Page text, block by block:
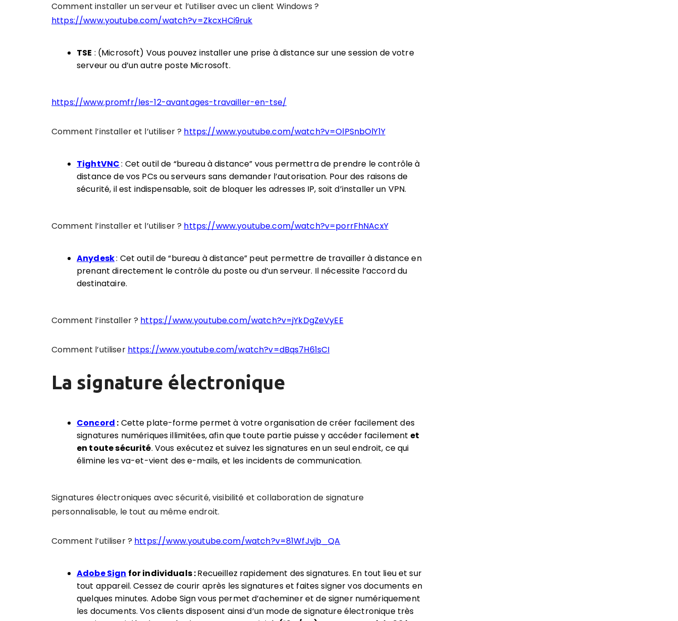
Comment installer un serveur et l’utiliser avec un client Windows ?
https://www.youtube.com/watch?v=ZkcxHCi9ruk
TSE : (Microsoft) Vous pouvez installer une prise à distance sur une session de votre
serveur ou d’un autre poste Microsoft.
https://www.promfr/les-12-avantages-travailler-en-tse/
Comment l’installer et l’utiliser ? https://www.youtube.com/watch?v=OlPSnbOlY1Y
TightVNC: Cet outil de “bureau à distance” vous permettra de prendre le contrôle à
distance de vos PCs ou serveurs sans demander l’autorisation. Pour des raisons de
sécurité, il est indispensable, soit de bloquer les adresses IP, soit d’installer un VPN.
Comment l’installer et l’utiliser ? https://www.youtube.com/watch?v=porrFhNAcxY
Anydesk: Cet outil de “bureau à distance” peut permettre de travailler à distance en
prenant directement le contrôle du poste ou d’un serveur. Il nécessite l’accord du
destinataire.
Comment l’installer ? https://www.youtube.com/watch?v=jYkDgZeVyEE
Comment l’utiliser https://www.youtube.com/watch?v=dBqs7H61sCI
La signature électronique
Concord : Cette plate-forme permet à votre organisation de créer facilement des
signatures numériques illimitées, afin que toute partie puisse y accéder facilement et
en toute sécurité. Vous exécutez et suivez les signatures en un seul endroit, ce qui
élimine les va-et-vient des e-mails, et les incidents de communication.
Signatures électroniques avec sécurité, visibilité et collaboration de signature
personnalisable, le tout au même endroit.
Comment l’utiliser ? https://www.youtube.com/watch?v=81WfJvjb_QA
Adobe Sign for individuals :Recueillez rapidement des signatures. En tout lieu et sur
tout appareil. Cessez de courir après les signatures et faites signer vos documents en
quelques minutes. Adobe Sign vous permet d’acheminer et de signer numériquement
les documents. Vos clients disposent ainsi d’un mode de signature électronique très